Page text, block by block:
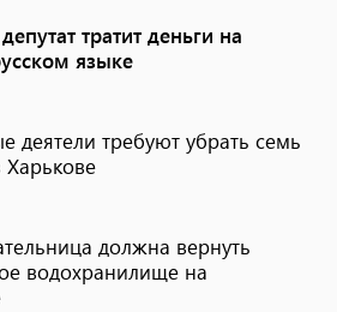
тратит деньги на
языке
деятели требуют убрать семь
Харькове
должна вернуть
водохранилище на